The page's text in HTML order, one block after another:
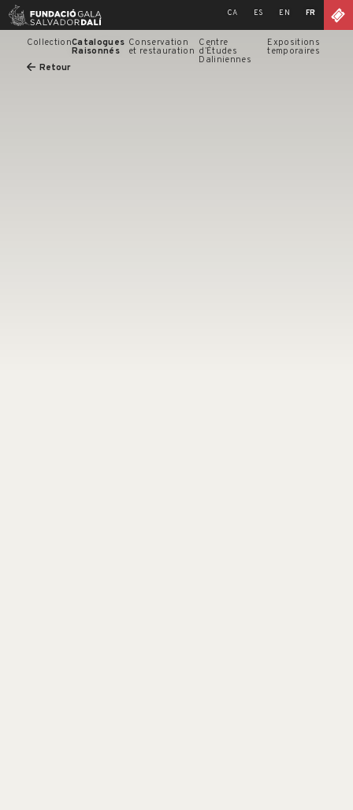
Skip
CA ES EN FR
CollectionCatalogues
Raisonnés
Conservation
et restauration
Centre
d’Études
Daliniennes
Expositions
temporaires
Retour